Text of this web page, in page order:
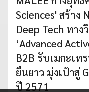
Sciences' สร้าง
Deep Tech ทาง
‘Advanced
B2B รับเมกะเท
ยืนยาว มุ่งเป้าสู่
ปี 2571